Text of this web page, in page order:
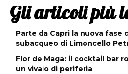
Gli articoli più
Parte da Capri la nuova fase
subacqueo di Limoncello
Flor de Maga: il cocktail bar
un vivaio di periferia